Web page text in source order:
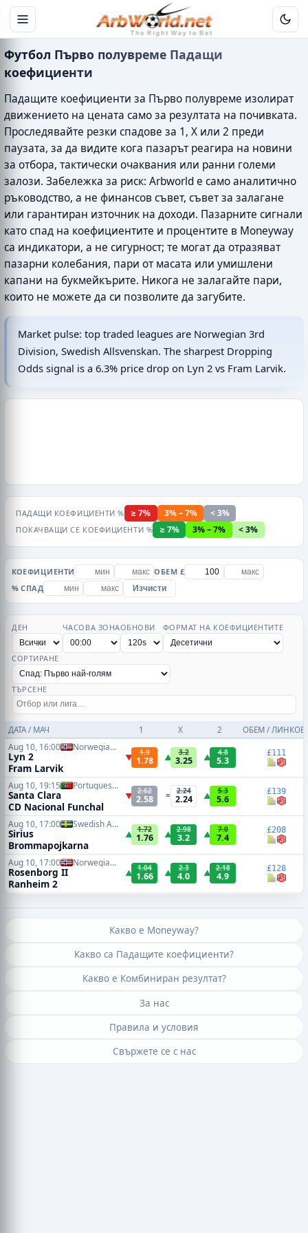
Футбол Първо полувреме Падащи
коефициенти
Падащите коефициенти за Първо полувреме изолират
движението на цената само за резултата на почивката.
Проследявайте резки спадове за 1, X или 2 преди
паузата, за да видите кога пазарът реагира на новини
за отбора, тактически очаквания или ранни големи
залози. Забележка за риск: Arbworld е само аналитично
ръководство, а не финансов съвет, съвет за залагане
или гарантиран източник на доходи. Пазарните сигнали
като спад на коефициентите и процентите в Moneyway
са индикатори, а не сигурност; те могат да отразяват
пазарни колебания, пари от масата или умишлени
капани на букмейкърите. Никога не залагайте пари,
които не можете да си позволите да загубите.
Market pulse: top traded leagues are Norwegian 3rd
Division, Swedish Allsvenskan. The sharpest Dropping
Odds signal is a 6.3% price drop on Lyn 2 vs Fram Larvik.
ПАДАЩИ КОЕФИЦИЕНТИ % ≥ 7% 3% – 7% < 3%
ПОКАЧВАЩИ СЕ КОЕФИЦИЕНТИ % ≥ 7% 3% – 7% < 3%
КОЕФИЦИЕНТИ
ОБЕМ £
% СПАД
Изчисти
ДЕН ЧАСОВА ЗОНАОБНОВИ ФОРМАТ НА КОЕФИЦИЕНТИТЕ
СОРТИРАНЕ
ТЪРСЕНЕ
ДАТА / МАЧ 1 X 2 ОБЕМ /
Aug 10, 16:00 Norwegian 3rd Division
Lyn 2
Fram Larvik
▼ 1.9
1.78 ▲ 3.2
3.25 ▲ 4.8
5.3
£111
Aug 10, 19:15 Portuguese Primeira Liga
Santa Clara
CD Nacional Funchal
▼ 2.62
2.58 = 2.24
2.24 ▲ 5.3
5.6
£139
Aug 10, 17:00 Swedish Allsvenskan
Sirius
Brommapojkarna
▲ 1.72
1.76 ▲ 2.98
3.2 ▲ 7.0
7.4
£208
Aug 10, 17:00 Norwegian 3rd Division
Rosenborg II
Ranheim 2
▲ 1.04
1.66 ▲ 2.3
4.0 ▲ 2.18
4.9
£128
Какво е Moneyway?
Какво са Падащите коефициенти?
Какво е Комбиниран резултат?
За нас
Правила и условия
Свържете се с нас